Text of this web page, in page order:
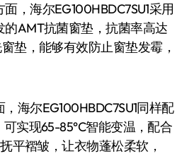
海尔EG100HBDC7SU1采用
的AMT抗菌窗垫，抗菌率高达
垫，能够有效防止窗垫发霉，
尔EG100HBDC7SU1同样配
实现65-85°C智能变温，配合
平褶皱，让衣物蓬松柔软，